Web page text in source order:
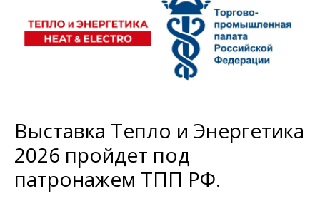
Выставка Тепло и Энергетика
2026 пройдет под
патронажем ТПП РФ.